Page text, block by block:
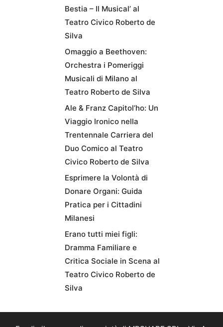
Bestia – Il Musical’ al
Teatro Civico Roberto de
Silva
Omaggio a Beethoven:
Orchestra i Pomeriggi
Musicali di Milano al
Teatro Roberto de Silva
Ale & Franz Capitol’ho: Un
Viaggio Ironico nella
Trentennale Carriera del
Duo Comico al Teatro
Civico Roberto de Silva
Esprimere la Volontà di
Donare Organi: Guida
Pratica per i Cittadini
Milanesi
Erano tutti miei figli:
Dramma Familiare e
Critica Sociale in Scena al
Teatro Civico Roberto de
Silva